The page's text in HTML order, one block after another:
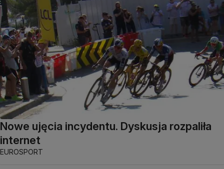
Nowe ujęcia incydentu. Dyskusja rozpaliła
internet
EUROSPORT